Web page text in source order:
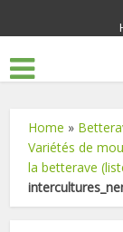
Home »
Variétés de
la betterave